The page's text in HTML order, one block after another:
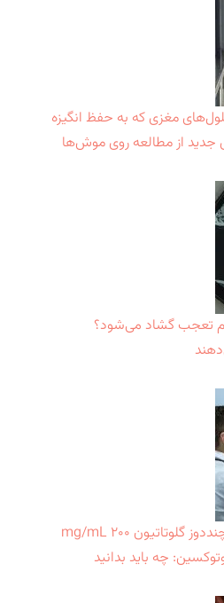
مغزی که به حفظ انگیزه
جدید از مطالعه روی موش‌ها
تعجب گشاد می‌شود؟
فراخوان ملی ویال‌های چنددوز گلوتاتیون ۲۰۰ mg/mL
چه باید بدانید